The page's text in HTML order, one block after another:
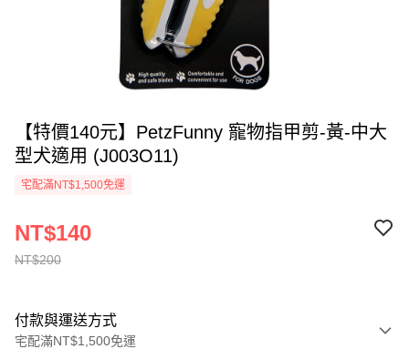
【特價140元】PetzFunny 寵物指甲剪-黃-中大
型犬適用 (J003O11)
宅配滿NT$1,500免運
NT$200
NT$140
付款與運送方式
宅配滿NT$1,500免運